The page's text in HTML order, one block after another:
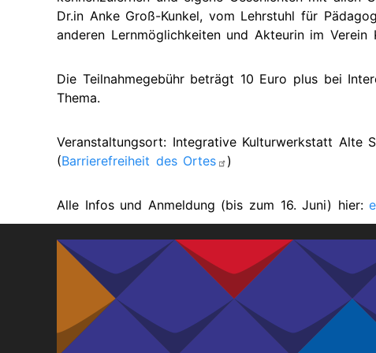
Gut
(Leichte
Sprache)
Beispiele
aus
Menschen
stärken
Besonderes
Merkmal:
Frau?!
Elternschaft
Zuküntige
Termine
Termine
Dr.in Anke Groß-Kunkel, vom Lehrstuhl für
anderen Lernmöglichkeiten und Akteurin im Verein
Die Teilnahmegebühr beträgt 10 Euro plus bei
Thema.
Veranstaltungsort: Integrative Kulturwerkstatt Alte
(Barrierefreiheit des Ortes )
Alle Infos und Anmeldung (bis zum 16. Juni) hier: